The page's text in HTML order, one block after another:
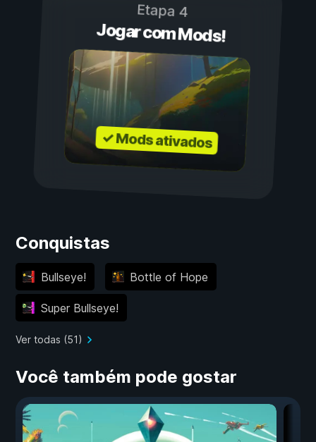
Etapa 4
Jogar com Mods!
✓ Mods ativados
Conquistas
Bullseye! Bottle of Hope
Super Bullseye!
Ver todas (51)
Você também pode gostar